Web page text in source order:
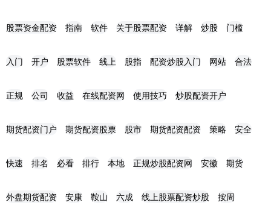
股票资金配资 指南 软件 关于股票配资 详解 炒股 门槛
入门 开户 股票软件 线上 股指 配资炒股入门 网站 合法
正规 公司 收益 在线配资网 使用技巧 炒股配资开户
期货配资门户 期货配资股票 股市 期货配资配资 策略 安全
快速 排名 必看 排行 本地 正规炒股配资网 安徽 期货
外盘期货配资 安康 鞍山 六成 线上股票配资炒股 按周